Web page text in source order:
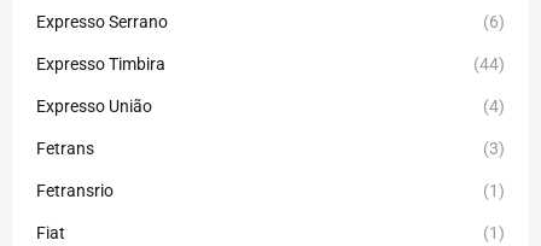
Expresso Serrano (6)
Expresso Timbira (44)
Expresso União (4)
Fetrans (3)
Fetransrio (1)
Fiat (1)